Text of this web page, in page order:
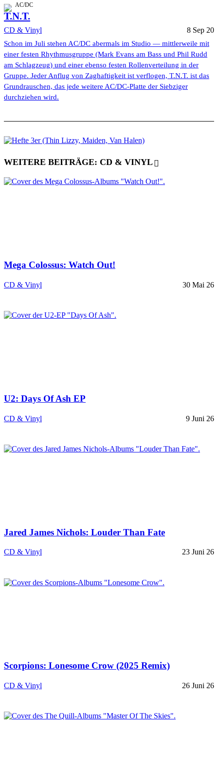
AC/DC
T.N.T.
CD & Vinyl 8 Sep 20
Schon im Juli stehen AC/DC abermals im Studio — mittlerweile mit
einer festen Rhythmusgruppe (Mark Evans am Bass und Phil Rudd
am Schlagzeug) und einer ebenso festen Rollenverteilung in der
Gruppe. Jeder Anflug von Zaghaftigkeit ist verflogen, T.N.T. ist das
Grundrauschen, das jede weitere AC/DC-Platte der Siebziger
durchziehen wird.
WEITERE BEITRÄGE: CD & VINYL
Mega Colossus: Watch Out!
CD & Vinyl 30 Mai 26
U2: Days Of Ash EP
CD & Vinyl 9 Juni 26
Jared James Nichols: Louder Than Fate
CD & Vinyl 23 Juni 26
Scorpions: Lonesome Crow (2025 Remix)
CD & Vinyl 26 Juni 26